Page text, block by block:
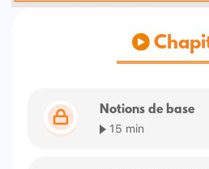
Notions de base
15 min